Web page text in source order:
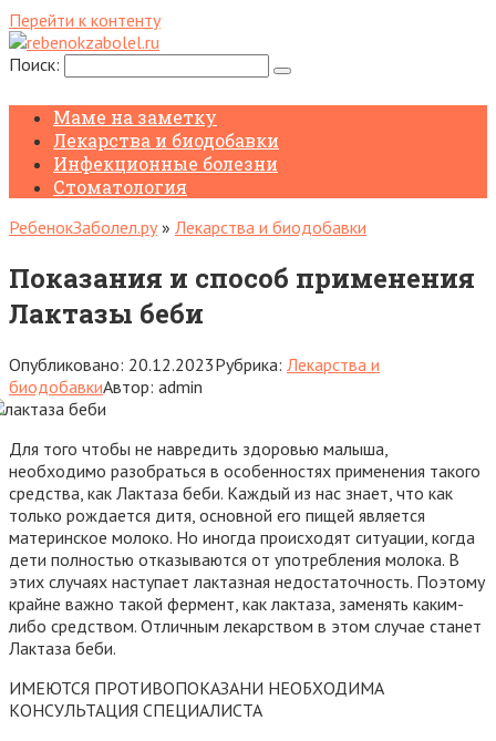
Перейти к контенту
Поиск:
Маме на заметку
Лекарства и биодобавки
Инфекционные болезни
Стоматология
РебенокЗаболел.ру» Лекарства и биодобавки
Показания и способ применения
Лактазы беби
Опубликовано: 20.12.2023Рубрика: Лекарства и
биодобавкиАвтор: admin
Для того чтобы не навредить здоровью малыша,
необходимо разобраться в особенностях применения такого
средства, как Лактаза беби. Каждый из нас знает, что как
только рождается дитя, основной его пищей является
материнское молоко. Но иногда происходят ситуации, когда
дети полностью отказываются от употребления молока. В
этих случаях наступает лактазная недостаточность. Поэтому
крайне важно такой фермент, как лактаза, заменять каким-
либо средством. Отличным лекарством в этом случае станет
Лактаза беби.
ИМЕЮТСЯ ПРОТИВОПОКАЗАНИ НЕОБХОДИМА
КОНСУЛЬТАЦИЯ СПЕЦИАЛИСТА